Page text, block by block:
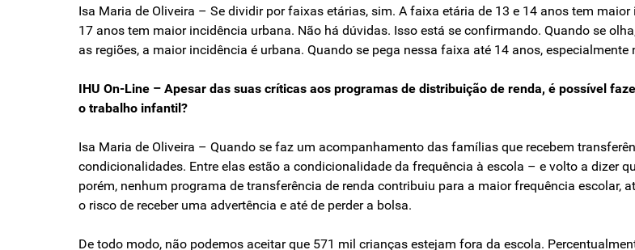
Isa Maria de Oliveira – Se dividir por faixas etárias, sim. A faixa etária de 13 e 14 anos tem
17 anos tem maior incidência urbana. Não há dúvidas. Isso está se confirmando. Quando se
as regiões, a maior incidência é urbana. Quando se pega nessa faixa até 14 anos, especialmente
IHU On-Line – Apesar das suas críticas aos programas de distribuição de renda, é possível
o trabalho infantil?
Isa Maria de Oliveira – Quando se faz um acompanhamento das famílias que recebem
condicionalidades. Entre elas estão a condicionalidade da frequência à escola – e volto a dizer
porém, nenhum programa de transferência de renda contribuiu para a maior frequência escolar,
o risco de receber uma advertência e até de perder a bolsa.
De todo modo, não podemos aceitar que 571 mil crianças estejam fora da escola.